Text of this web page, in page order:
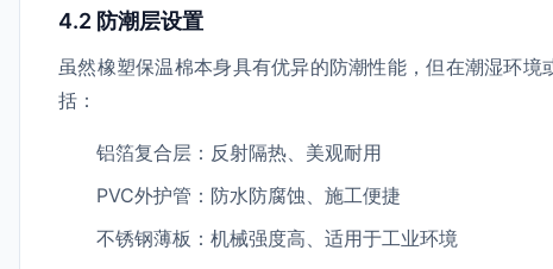
4.2 防潮层设置
虽然橡塑保温棉本身具有优异的防潮性能，但在潮湿环
括：
铝箔复合层：反射隔热、美观耐用
PVC外护管：防水防腐蚀、施工便捷
不锈钢薄板：机械强度高、适用于工业环境